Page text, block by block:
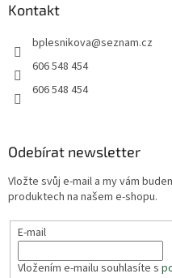
Kontakt
bplesnikova@seznam.cz
606 548 454
606 548 454
Odebírat newsletter
Vložte svůj e-mail a my vám
produktech na našem e-shopu.
E-mail
Vložením e-mailu souhlasíte s